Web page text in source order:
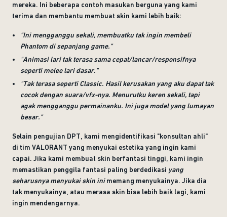
mereka. Ini beberapa contoh masukan berguna yang kami
terima dan membantu membuat skin kami lebih baik:
"Ini mengganggu sekali, membuatku tak ingin membeli
Phantom di sepanjang game."
"Animasi lari tak terasa sama cepat/lancar/responsifnya
seperti melee lari dasar."
"Tak terasa seperti Classic. Hasil kerusakan yang aku dapat tak
cocok dengan suara/vfx-nya. Menurutku keren sekali, tapi
agak mengganggu permainanku. Ini juga model yang lumayan
besar."
Selain pengujian DPT, kami mengidentifikasi "konsultan ahli"
di tim VALORANT yang menyukai estetika yang ingin kami
capai. Jika kami membuat skin berfantasi tinggi, kami ingin
memastikan penggila fantasi paling berdedikasi yang
seharusnya menyukai skin inimemang menyukainya. Jika dia
tak menyukainya, atau merasa skin bisa lebih baik lagi, kami
ingin mendengarnya.